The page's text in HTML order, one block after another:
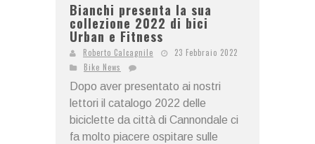
Bianchi presenta la sua
collezione 2022 di bici
Urban e Fitness
Roberto Calcagnile
23 Febbraio 2022
Bike News
Dopo aver presentato ai nostri
lettori il catalogo 2022 delle
biciclette da città di Cannondale ci
fa molto piacere ospitare sulle